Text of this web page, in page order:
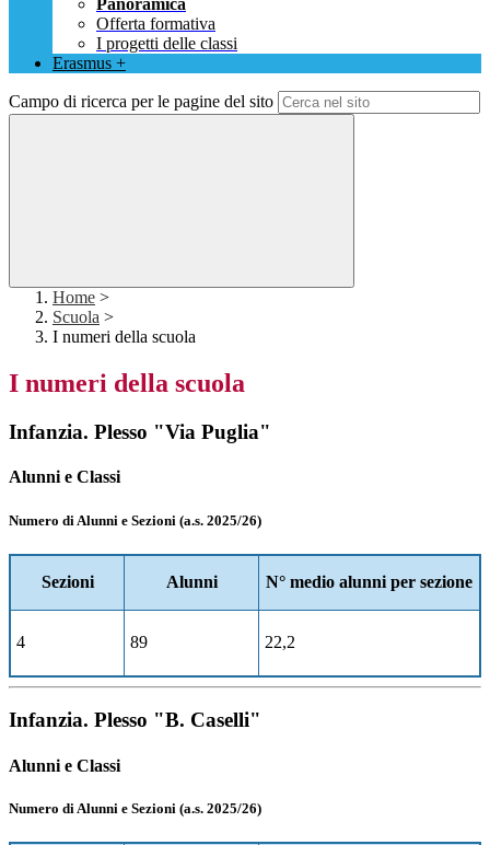
Panoramica
Offerta formativa
I progetti delle classi
Erasmus +
Campo di ricerca per le pagine del sito
Home >
Scuola >
I numeri della scuola
I numeri della scuola
Infanzia. Plesso "Via Puglia"
Alunni e Classi
Numero di Alunni e Sezioni (a.s. 2025/26)
Sezioni Alunni N° medio alunni per sezione
4 89 22,2
Infanzia. Plesso "B. Caselli"
Alunni e Classi
Numero di Alunni e Sezioni (a.s. 2025/26)